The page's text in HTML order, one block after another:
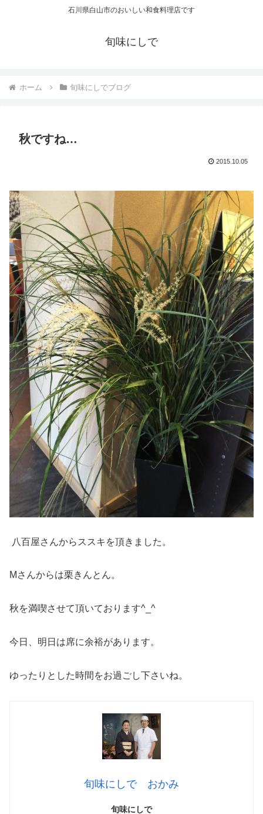
石川県白山市のおいしい和食料理店です
旬味にしで
ホーム 旬味にしでブログ
秋ですね…
2015.10.05
八百屋さんからススキを頂きました。
Mさんからは栗きんとん。
秋を満喫させて頂いております^_^
今日、明日は席に余裕があります。
ゆったりとした時間をお過ごし下さいね。
旬味にしで おかみ
旬味にしで